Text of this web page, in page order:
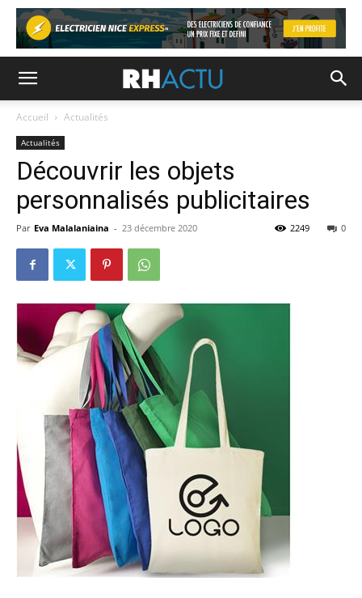
Accueil Actualités
Actualités
Découvrir les objets
personnalisés publicitaires
Par Eva Malalaniaina - 23 décembre 2020 0
2249